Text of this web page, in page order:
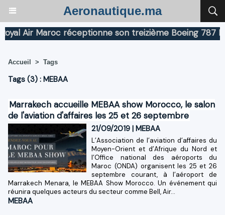
Aeronautique.ma
Air Maroc réceptionne son treizième Boeing 787
Accueil > Tags
Tags (3) : MEBAA
Marrakech accueille MEBAA show Morocco, le salon
de l'aviation d'affaires les 25 et 26 septembre
21/09/2019 |MEBAA
L’Association de l’aviation d’affaires du
Moyen-Orient et d’Afrique du Nord et
l’Office national des aéroports du
Maroc (ONDA) organisent les 25 et 26
septembre courant, à l’aéroport de
Marrakech Menara, le MEBAA Show Morocco. Un événement qui
réunira quelques acteurs du secteur comme Bell, Air...
MEBAA